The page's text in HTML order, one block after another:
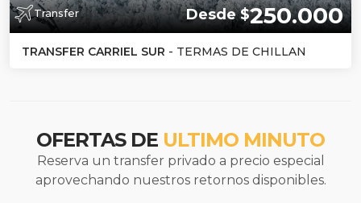
Transfer Desde $250.000
TRANSFER CARRIEL SUR - TERMAS DE CHILLAN
OFERTAS DE ULTIMO MINUTO
Reserva un transfer privado a precio especial
aprovechando nuestros retornos disponibles.